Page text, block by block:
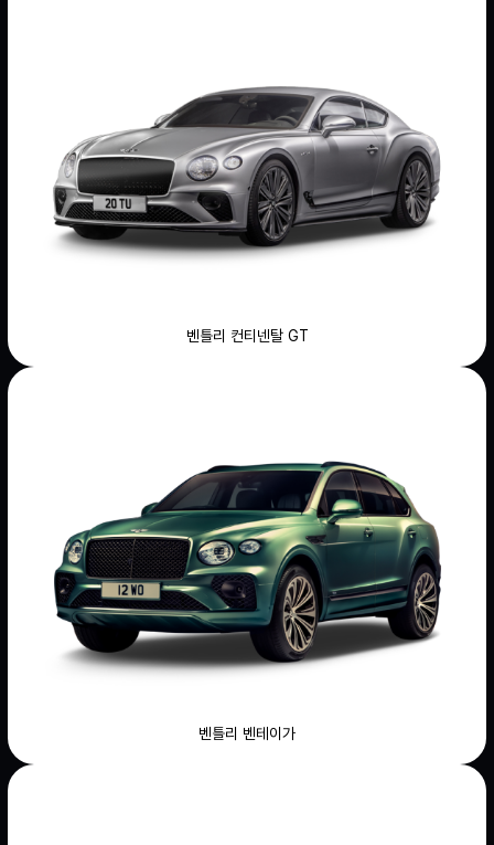
벤틀리 컨티넨탈 GT
벤틀리 벤테이가